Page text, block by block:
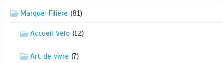
Marque-Filière (81)
Accueil Vélo (12)
Art de vivre (7)